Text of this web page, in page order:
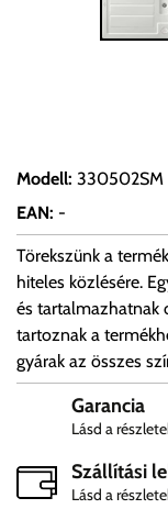
Modell: 330502SM
EAN: -
Törekszünk a
hiteles közlésére.
és tartalmazhatnak
tartoznak a
gyárak az összes
Garancia
Lásd a
Szállítási
Lásd a